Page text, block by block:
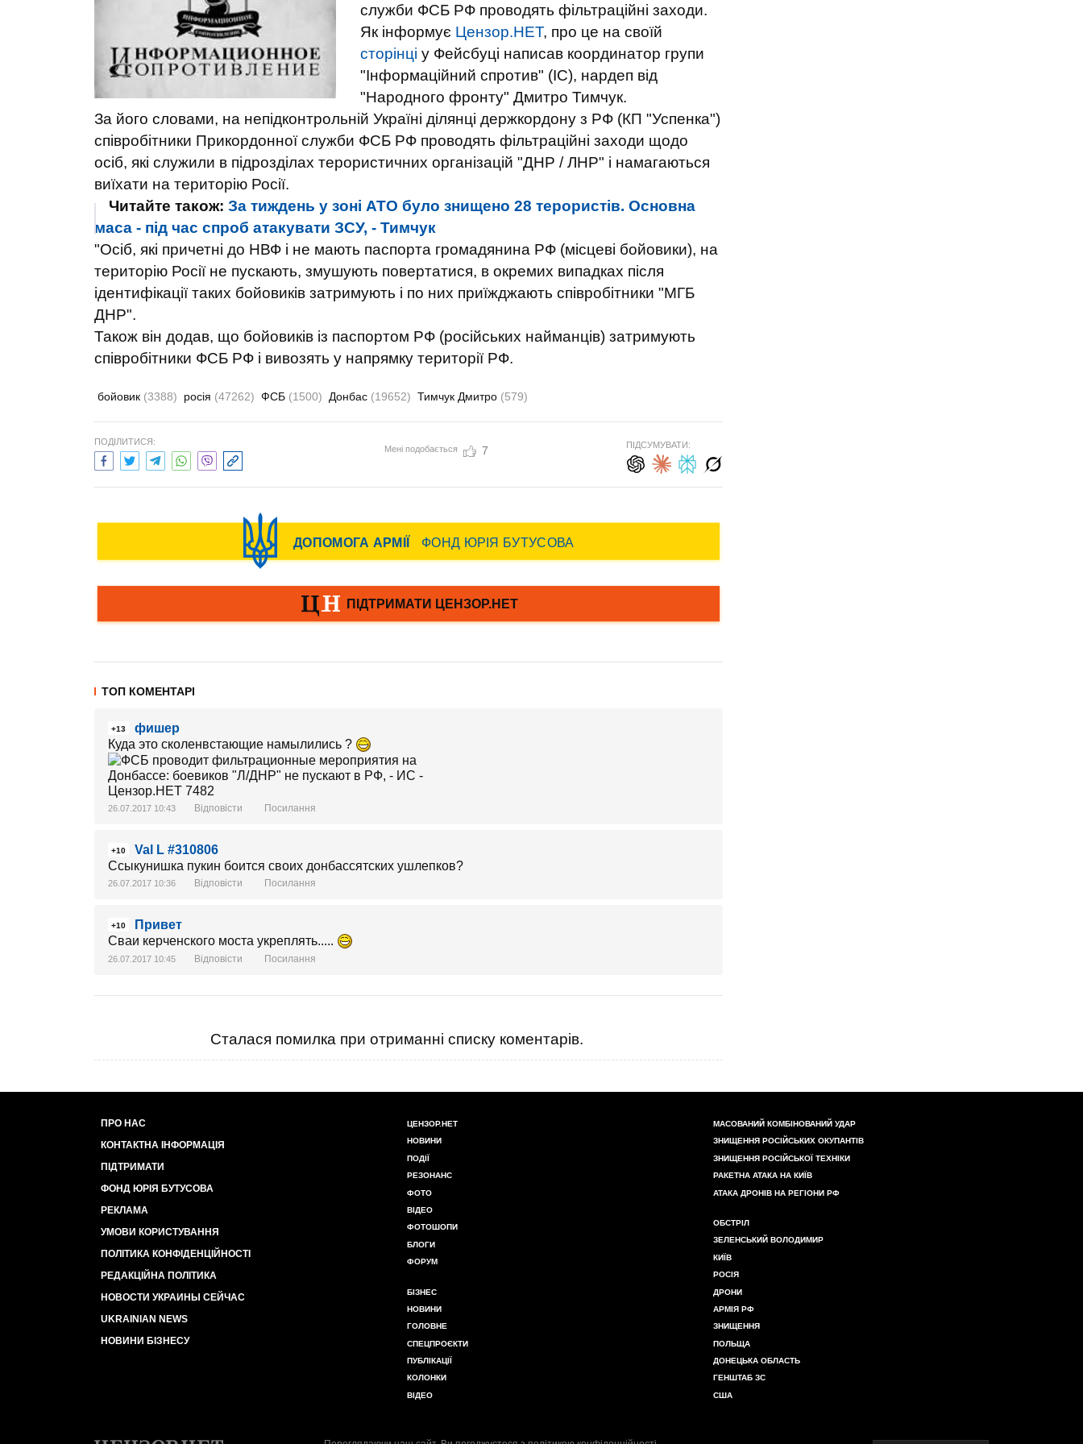
служби ФСБ РФ проводять фільтраційні заходи.
Як інформує Цензор.НЕТ, про це на своїй
сторінці у Фейсбуці написав координатор групи
"Інформаційний спротив" (ІС), нардеп від
"Народного фронту" Дмитро Тимчук.
За його словами, на непідконтрольній Україні ділянці держкордону з РФ (КП "Успенка")
співробітники Прикордонної служби ФСБ РФ проводять фільтраційні заходи щодо
осіб, які служили в підрозділах терористичних організацій "ДНР / ЛНР" і намагаються
виїхати на територію Росії.
Читайте також: За тиждень у зоні АТО було знищено 28 терористів. Основна
маса - під час спроб атакувати ЗСУ, - Тимчук
"Осіб, які причетні до НВФ і не мають паспорта громадянина РФ (місцеві бойовики), на
територію Росії не пускають, змушують повертатися, в окремих випадках після
ідентифікації таких бойовиків затримують і по них приїжджають співробітники "МГБ
ДНР".
Також він додав, що бойовиків із паспортом РФ (російських найманців) затримують
співробітники ФСБ РФ і вивозять у напрямку території РФ.
бойовик (3388) росія (47262) ФСБ (1500) Донбас (19652) Тимчук Дмитро (579)
ПОДІЛИТИСЯ:
Мені подобається 7 ПІДСУМУВАТИ:
ТОП КОМЕНТАРІ
+13
фишер
Куда это сколенвстающие намылились ?
26.07.2017 10:43 Відповісти Посилання
+10
Val L #310806
Ссыкунишка пукин боится своих донбассятских ушлепков?
26.07.2017 10:36 Відповісти Посилання
+10
Привет
Сваи керченского моста укреплять.....
26.07.2017 10:45 Відповісти Посилання
Сталася помилка при отриманні списку коментарів.
ПРО НАС
КОНТАКТНА ІНФОРМАЦІЯ
ПІДТРИМАТИ
ФОНД ЮРІЯ БУТУСОВА
РЕКЛАМА
УМОВИ КОРИСТУВАННЯ
ПОЛІТИКА КОНФІДЕНЦІЙНОСТІ
РЕДАКЦІЙНА ПОЛІТИКА
НОВОСТИ УКРАИНЫ СЕЙЧАС
UKRAINIAN NEWS
НОВИНИ БІЗНЕСУ
ЦЕНЗОР.НЕТ
НОВИНИ
ПОДІЇ
РЕЗОНАНС
ФОТО
ВІДЕО
ФОТОШОПИ
БЛОГИ
ФОРУМ
БІЗНЕС
НОВИНИ
ГОЛОВНЕ
СПЕЦПРОЄКТИ
ПУБЛІКАЦІЇ
КОЛОНКИ
ВІДЕО
МАСОВАНИЙ КОМБІНОВАНИЙ УДАР
ЗНИЩЕННЯ РОСІЙСЬКИХ ОКУПАНТІВ
ЗНИЩЕННЯ РОСІЙСЬКОЇ ТЕХНІКИ
РАКЕТНА АТАКА НА КИЇВ
АТАКА ДРОНІВ НА РЕГІОНИ РФ
ОБСТРІЛ
ЗЕЛЕНСЬКИЙ ВОЛОДИМИР
КИЇВ
РОСІЯ
ДРОНИ
АРМІЯ РФ
ЗНИЩЕННЯ
ПОЛЬЩА
ДОНЕЦЬКА ОБЛАСТЬ
ГЕНШТАБ ЗС
США